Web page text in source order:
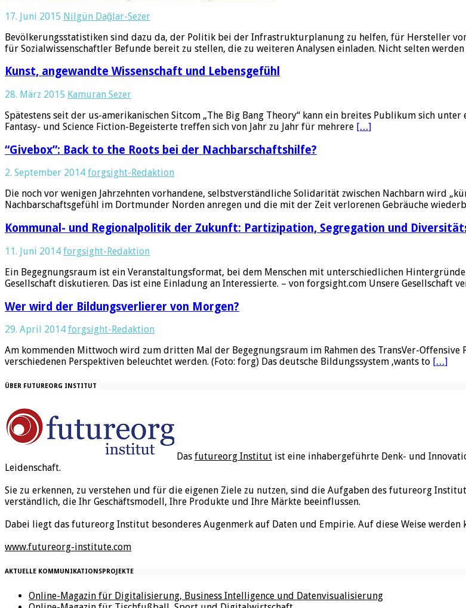
17. Juni 2015 Nilgün Dağlar-Sezer
Bevölkerungsstatistiken sind dazu da, der Politik bei der Infrastrukturplanung zu helfen, für Hersteller
für Sozialwissenschaftler Befunde bereit zu stellen, die zu weiteren Analysen einladen. Nicht selten werden
Kunst, angewandte Wissenschaft und Lebensgefühl
28. März 2015 Kamuran Sezer
Spätestens seit der us-amerikanischen Sitcom „The Big Bang Theory“ kann ein breites Publikum sich
Fantasy- und Science Fiction-Begeisterte treffen sich von Jahr zu Jahr für mehrere […]
“Givebox”: Back to the Roots bei der Nachbarschaftshilfe?
2. September 2014 forgsight-Redaktion
Die noch vor wenigen Jahrzehnten vorhandene, selbstverständliche Solidarität zwischen Nachbarn wird
Nachbarschaftsgefühl im Dortmunder Norden anregen und die mit der Zeit verlorenen Gebräuche
Kommunal- und Regionalpolitik der Zukunft: Partizipation, Segregation und
11. Juni 2014 forgsight-Redaktion
Ein Begegnungsraum ist ein Veranstaltungsformat, bei dem Menschen mit unterschiedlichen
Gesellschaft diskutieren. Das ist eine Einladung an Interessierte. – von forgsight.com Unsere Gesellschaft
Wer wird der Bildungsverlierer von Morgen?
29. April 2014 forgsight-Redaktion
Am kommenden Mittwoch wird zum dritten Mal der Begegnungsraum im Rahmen des TransVer-
verschiedenen Perspektiven beleuchtet werden. (Foto: forg) Das deutsche Bildungssystem ‚wants to […]
ÜBER FUTUREORG INSTITUT
Das futureorg Institut ist eine inhabergeführte Denk- und
Leidenschaft.
Sie zu erkennen, zu verstehen und für die eigenen Ziele zu nutzen, sind die Aufgaben des futureorg
verständlich, die Ihr Geschäftsmodell, Ihre Produkte und Ihre Märkte beeinflussen.
Dabei liegt das futureorg Institut besonderes Augenmerk auf Daten und Empirie. Auf diese Weise
www.futureorg-institute.com
AKTUELLE KOMMUNIKATIONSPROJEKTE
Online-Magazin für Digitalisierung, Business Intelligence und Datenvisualisierung